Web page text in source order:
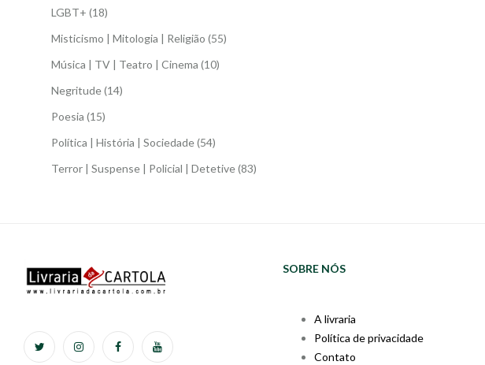
LGBT+ (18)
Misticismo | Mitologia | Religião (55)
Música | TV | Teatro | Cinema (10)
Negritude(14)
Poesia (15)
Política | História | Sociedade(54)
Terror | Suspense | Policial | Detetive(83)
SOBRE NÓS
A livraria
Política de privacidade
Contato